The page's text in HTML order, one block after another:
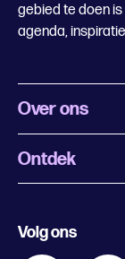
gebied te doen
agenda,
Over ons
Wat is Uitagenda
Contact
Ontdek
Kids
Volg ons